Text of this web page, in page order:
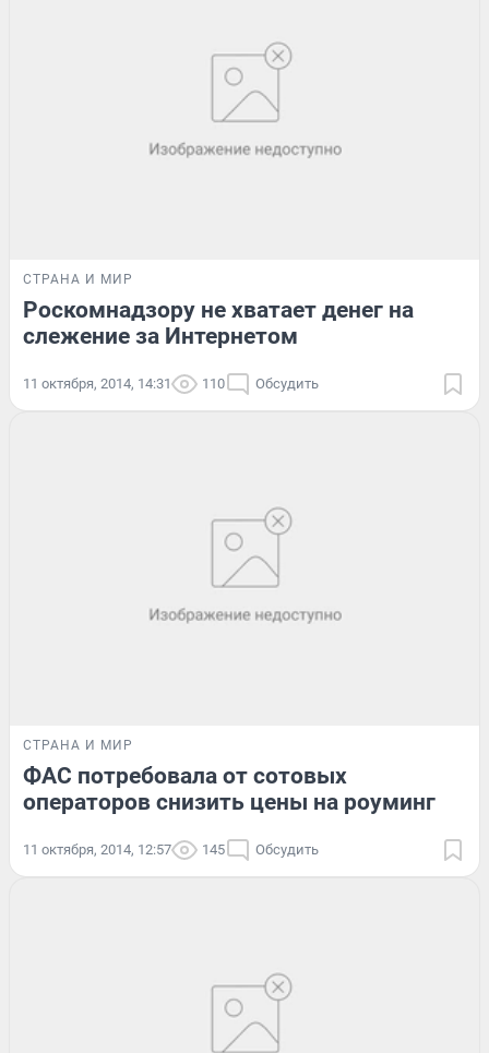
СТРАНА И МИР
Роскомнадзору не хватает денег на
слежение за Интернетом
11 октября, 2014, 14:31 110 Обсудить
СТРАНА И МИР
ФАС потребовала от сотовых
операторов снизить цены на роуминг
11 октября, 2014, 12:57 145 Обсудить